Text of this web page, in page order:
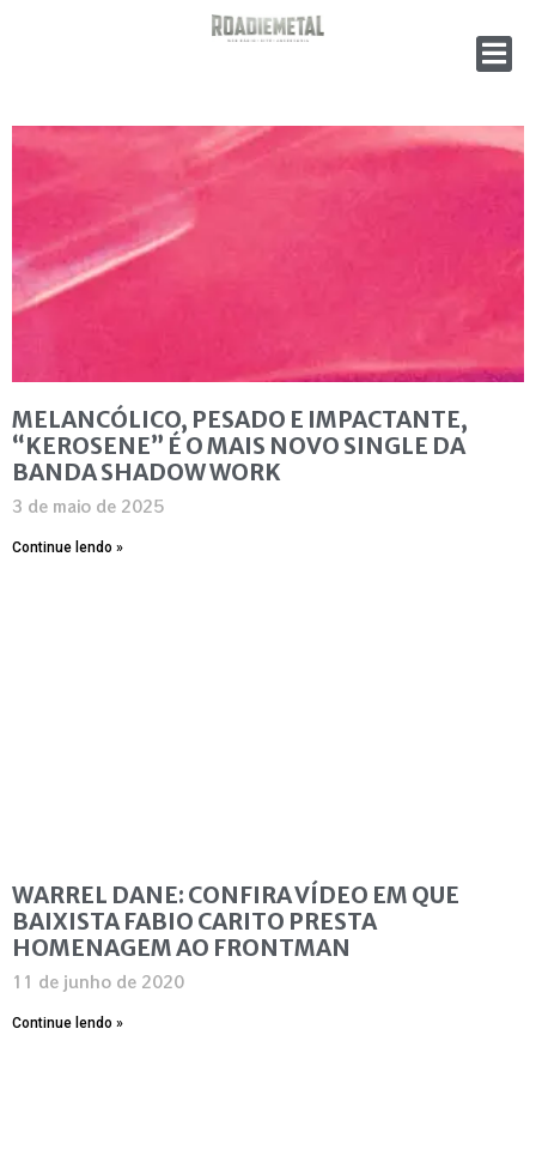
MELANCÓLICO, PESADO E IMPACTANTE,
“KEROSENE” É O MAIS NOVO SINGLE DA
BANDA SHADOW WORK
3 de maio de 2025
Continue lendo »
WARREL DANE: CONFIRA VÍDEO EM QUE
BAIXISTA FABIO CARITO PRESTA
HOMENAGEM AO FRONTMAN
11 de junho de 2020
Continue lendo »